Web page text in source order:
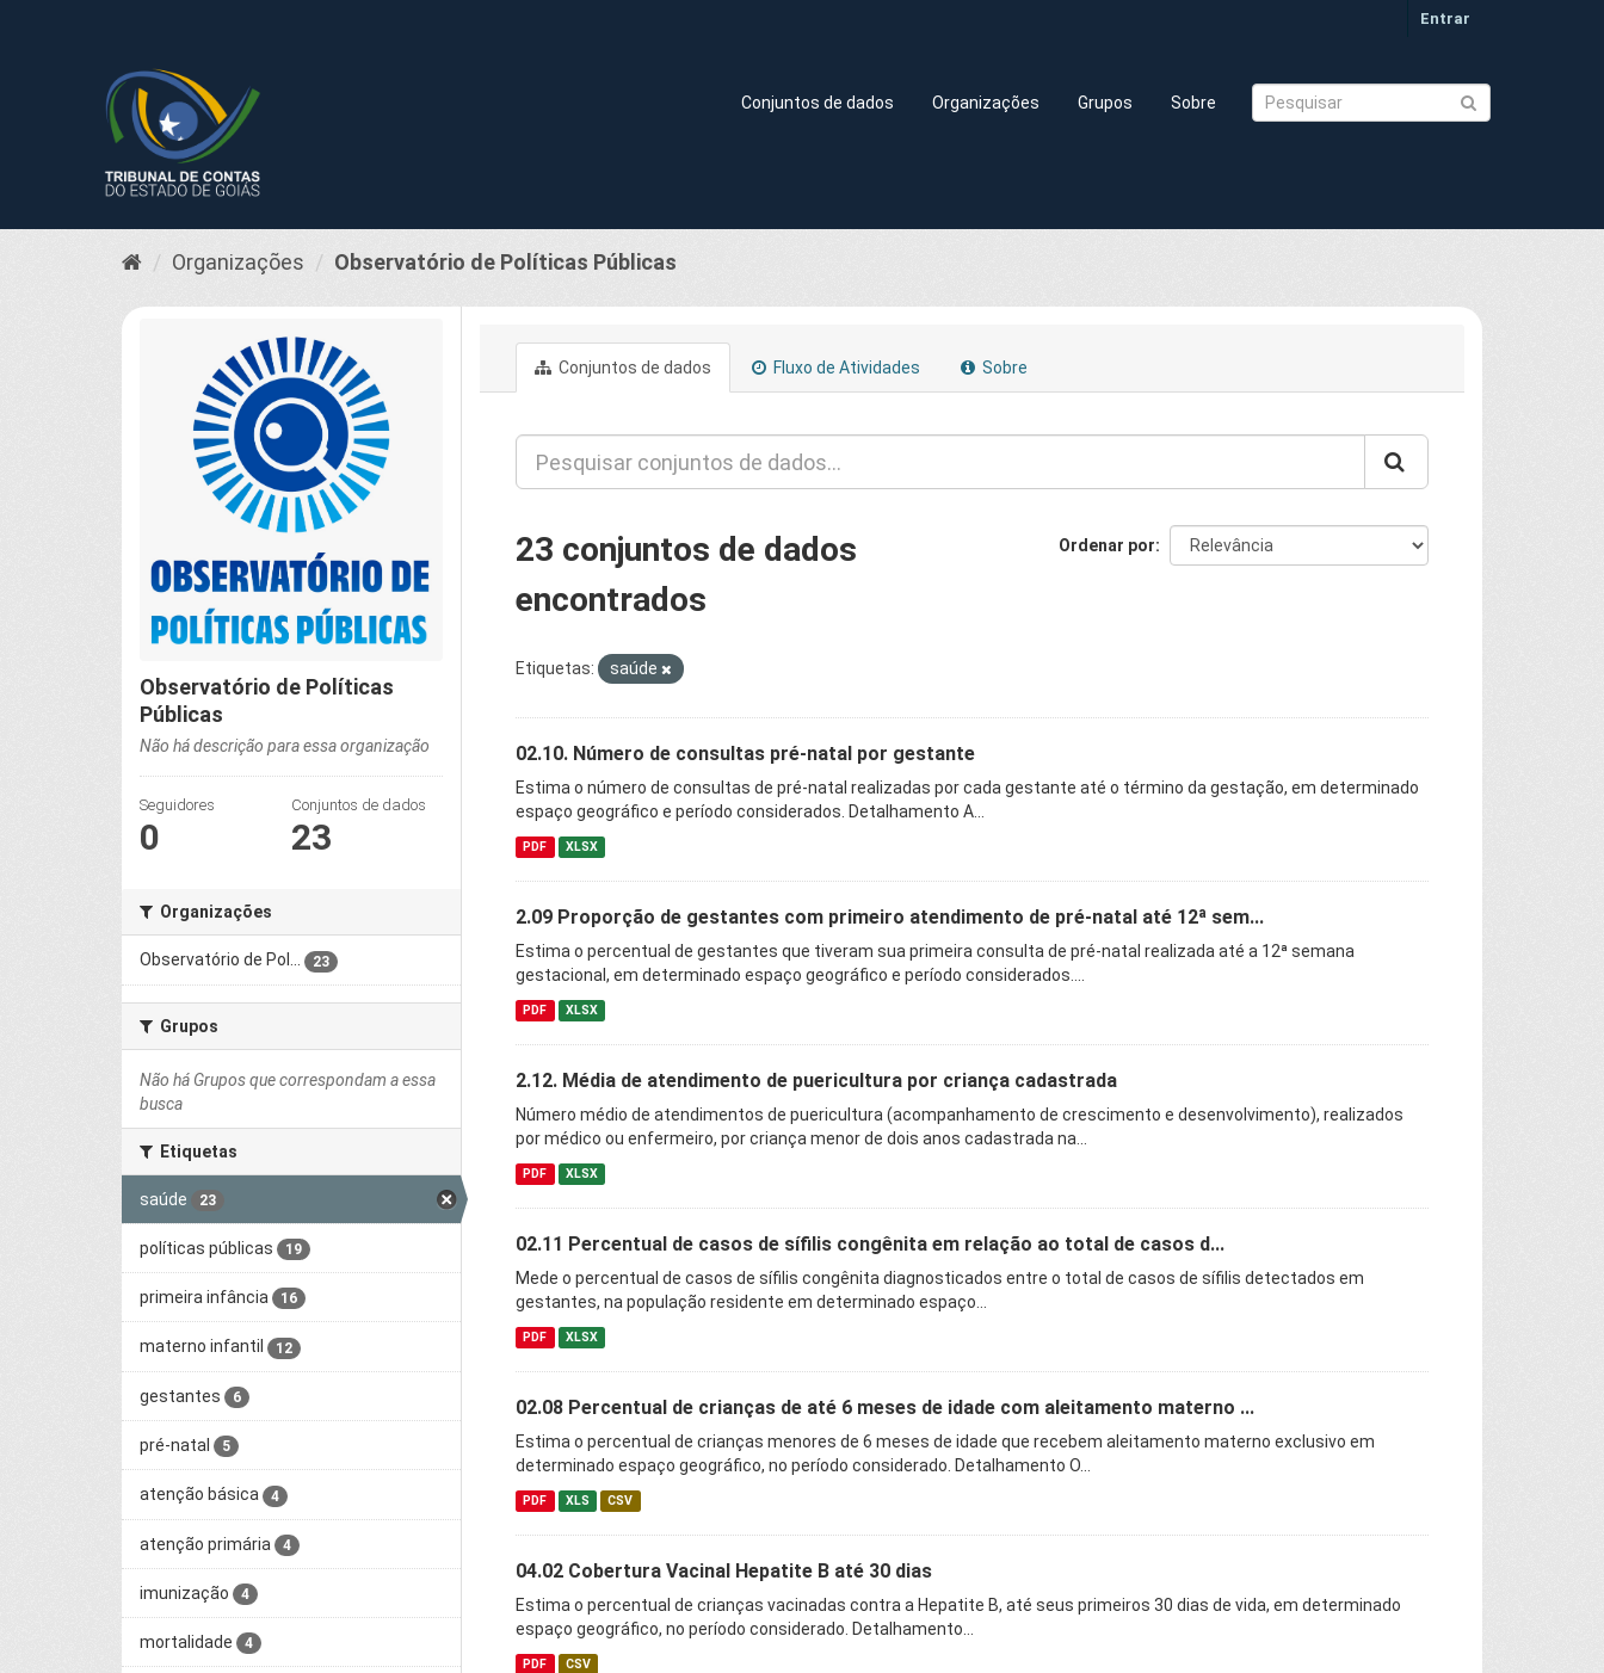
Entrar
Conjuntos de dados Organizações Grupos Sobre
Organizações Observatório de Políticas Públicas
Observatório de Políticas
Públicas
Não há descrição para essa organização
Seguidores
0
Conjuntos de dados
23
Organizações
Observatório de Pol... 23
Grupos
Não há Grupos que correspondam a essa
busca
Etiquetas
saúde 23
políticas públicas 19
primeira infância 16
materno infantil 12
gestantes 6
pré-natal 5
atenção básica 4
atenção primária 4
imunização 4
mortalidade 4
Conjuntos de dados Fluxo de Atividades Sobre
Ordenar por
23 conjuntos de dados
encontrados
Etiquetas: saúde
02.10. Número de consultas pré-natal por gestante
Estima o número de consultas de pré-natal realizadas por cada gestante até o término da gestação, em determinado
espaço geográfico e período considerados. Detalhamento A...
PDF XLSX
2.09 Proporção de gestantes com primeiro atendimento de pré-natal até 12ª sem...
Estima o percentual de gestantes que tiveram sua primeira consulta de pré-natal realizada até a 12ª semana
gestacional, em determinado espaço geográfico e período considerados....
PDF XLSX
2.12. Média de atendimento de puericultura por criança cadastrada
Número médio de atendimentos de puericultura (acompanhamento de crescimento e desenvolvimento), realizados
por médico ou enfermeiro, por criança menor de dois anos cadastrada na...
PDF XLSX
02.11 Percentual de casos de sífilis congênita em relação ao total de casos d...
Mede o percentual de casos de sífilis congênita diagnosticados entre o total de casos de sífilis detectados em
gestantes, na população residente em determinado espaço...
PDF XLSX
02.08 Percentual de crianças de até 6 meses de idade com aleitamento materno ...
Estima o percentual de crianças menores de 6 meses de idade que recebem aleitamento materno exclusivo em
determinado espaço geográfico, no período considerado. Detalhamento O...
PDF XLS CSV
04.02 Cobertura Vacinal Hepatite B até 30 dias
Estima o percentual de crianças vacinadas contra a Hepatite B, até seus primeiros 30 dias de vida, em determinado
espaço geográfico, no período considerado. Detalhamento...
PDF CSV